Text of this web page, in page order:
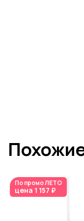
По промоЛЕТО
цена 1 157 ₽